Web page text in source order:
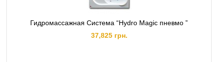
Гидромассажная Система “Hydro Magic пневмо ”
37,825 грн.